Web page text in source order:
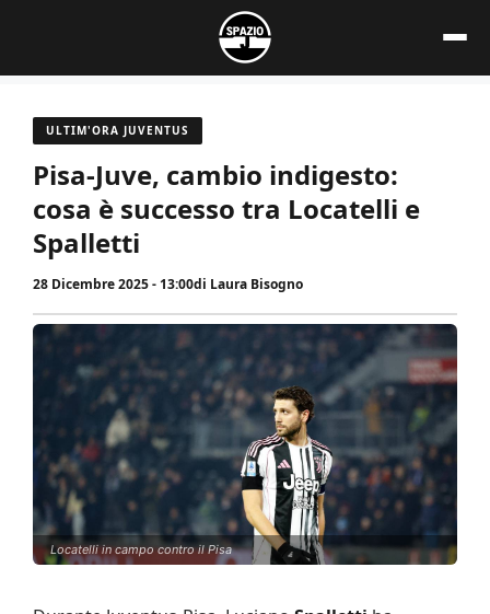
contenuto
ULTIM'ORA JUVENTUS
Pisa-Juve, cambio indigesto:
cosa è successo tra Locatelli e
Spalletti
28 Dicembre 2025 - 13:00di Laura Bisogno
Locatelli in campo contro il Pisa